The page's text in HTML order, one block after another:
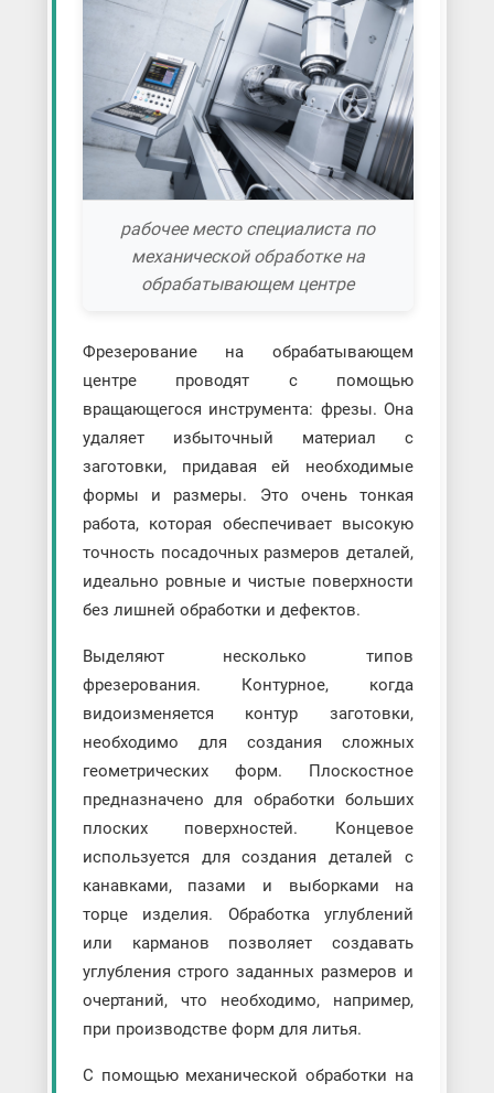
рабочее место специалиста по
механической обработке на
обрабатывающем центре
Фрезерование на обрабатывающем
центре проводят с помощью
вращающегося инструмента: фрезы. Она
удаляет избыточный материал с
заготовки, придавая ей необходимые
формы и размеры. Это очень тонкая
работа, которая обеспечивает высокую
точность посадочных размеров деталей,
идеально ровные и чистые поверхности
без лишней обработки и дефектов.
Выделяют несколько типов
фрезерования. Контурное, когда
видоизменяется контур заготовки,
необходимо для создания сложных
геометрических форм. Плоскостное
предназначено для обработки больших
плоских поверхностей. Концевое
используется для создания деталей с
канавками, пазами и выборками на
торце изделия. Обработка углублений
или карманов позволяет создавать
углубления строго заданных размеров и
очертаний, что необходимо, например,
при производстве форм для литья.
С помощью механической обработки на